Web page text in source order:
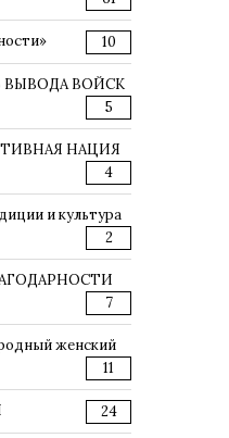
10
ВЫВОДА ВОЙСК
5
НАЦИЯ
4
и культура
2
7
женский
11
24